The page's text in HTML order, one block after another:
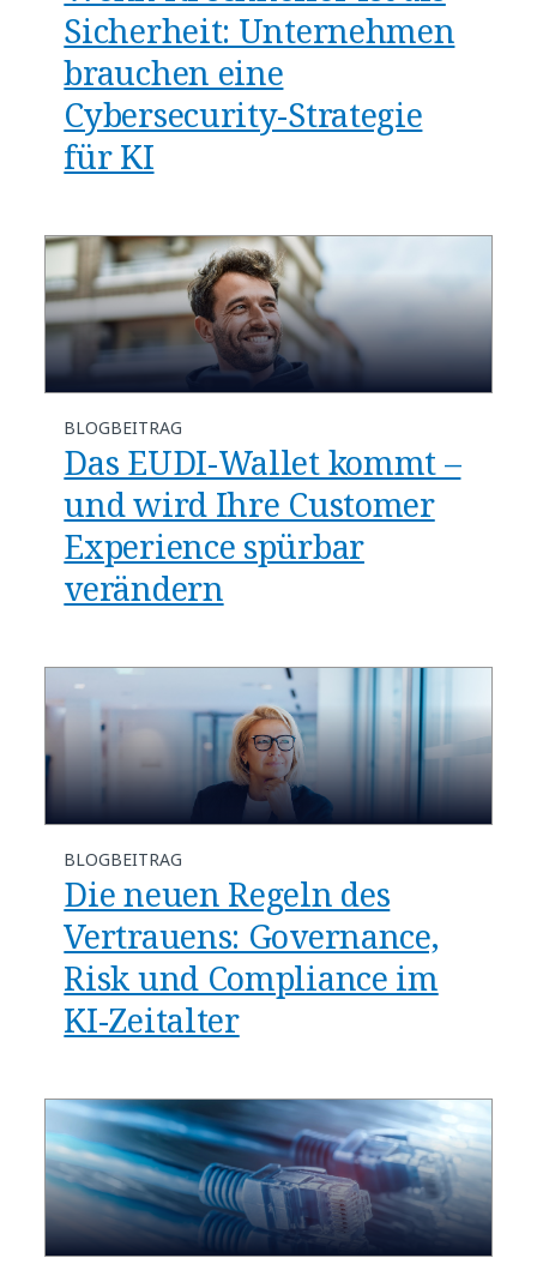
Sicherheit: Unternehmen
brauchen eine
Cybersecurity-Strategie
für KI
BLOGBEITRAG
Das EUDI-Wallet kommt –
und wird Ihre Customer
Experience spürbar
verändern
BLOGBEITRAG
​​Die neuen Regeln des
Vertrauens: Governance,
Risk und Compliance im
KI-Zeitalter​